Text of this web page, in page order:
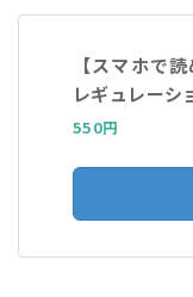
【スマホで
レギュレーシ
550円